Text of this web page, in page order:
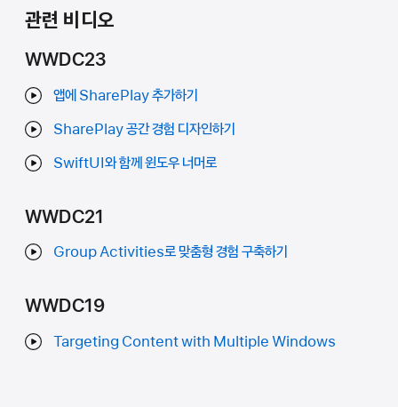
관련 비디오
WWDC23
앱에 SharePlay 추가하기
SharePlay 공간 경험 디자인하기
SwiftUI와 함께 윈도우 너머로
WWDC21
Group Activities로 맞춤형 경험 구축하기
WWDC19
Targeting Content with Multiple Windows